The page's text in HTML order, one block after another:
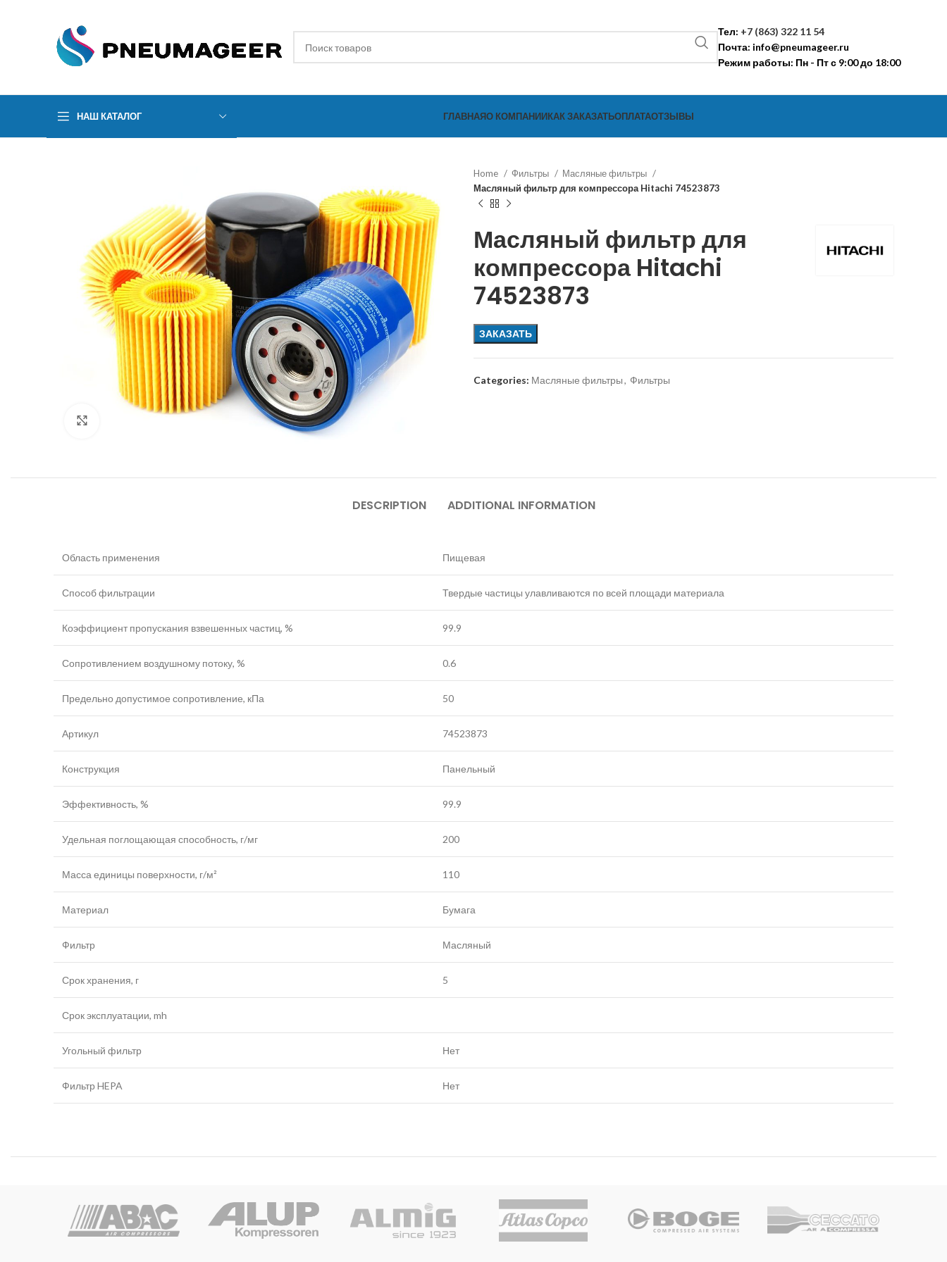
Тел: +7 (863) 322 11 54
Почта: info@pneumageer.ru
Режим работы: Пн - Пт с 9:00 до 18:00
НАШ КАТАЛОГ ГЛАВНАЯО КОМПАНИИКАК ЗАКАЗАТЬОПЛАТАОТЗЫВЫ
Home Фильтры
Масляные фильтры
Масляный фильтр для компрессора Hitachi 74523873
Масляный фильтр для
компрессора Hitachi
74523873
ЗАКАЗАТЬ
Categories: Масляные фильтры, Фильтры
DESCRIPTION ADDITIONAL INFORMATION
Область применения Пищевая
Способ фильтрации Твердые частицы улавливаются по всей площади материала
Коэффициент пропускания взвешенных частиц, % 99.9
Сопротивлением воздушному потоку, % 0.6
Предельно допустимое сопротивление, кПа 50
Артикул 74523873
Конструкция Панельный
Эффективность, % 99.9
Удельная поглощающая способность, г/мг 200
Масса единицы поверхности, г/м² 110
Материал Бумага
Фильтр Масляный
Срок хранения, г 5
Срок эксплуатации, mh
Угольный фильтр Нет
Фильтр HEPA Нет